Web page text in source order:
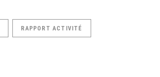
RAPPORT ACTIVITÉ